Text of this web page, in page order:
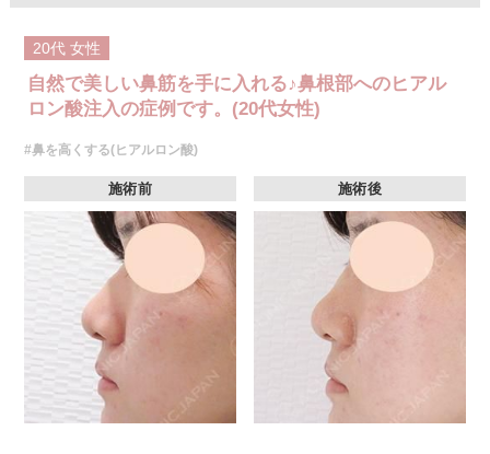
20代 女性
自然で美しい鼻筋を手に入れる♪鼻根部へのヒアル
ロン酸注入の症例です。(20代女性)
#鼻を高くする(ヒアルロン酸)
施術前 施術後